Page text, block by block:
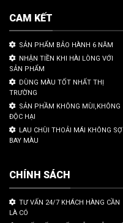
CAM KẾT
SẢN PHẨM BẢO HÀNH 6 NĂM
NHẬN TIỀN KHI HÀI LÒNG VỚI
SẢN PHẨM
DÙNG MÀU TỐT NHẤT THỊ
TRƯỜNG
SẢN PHẦM KHÔNG MÙI,KHÔNG
ĐỘC HẠI
LAU CHÙI THOẢI MÁI KHÔNG SỢ
BAY MÀU
CHÍNH SÁCH
TƯ VẤN 24/7 KHÁCH HÀNG CẦN
LÀ CÓ